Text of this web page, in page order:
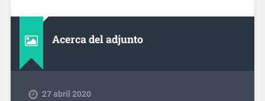
Acerca del adjunto
27 abril 2020